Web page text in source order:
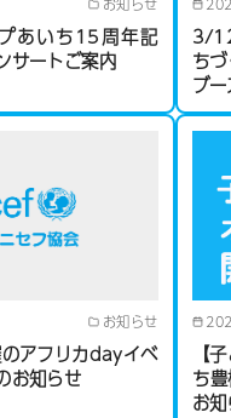
あいち15周年記
ートご案内
3/
ち
ブ
お知らせ
アフリカdayイベ
お知らせ
【
ち
お